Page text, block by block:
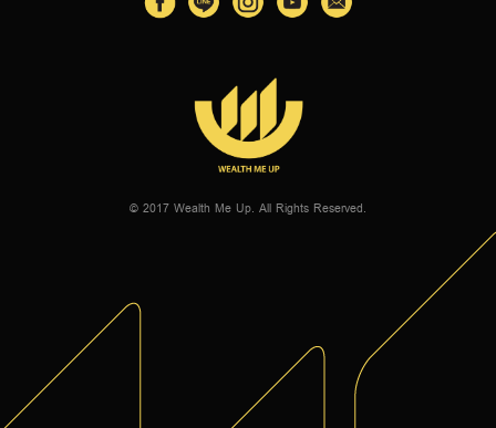
© 2017 Wealth Me Up. All Rights Reserved.